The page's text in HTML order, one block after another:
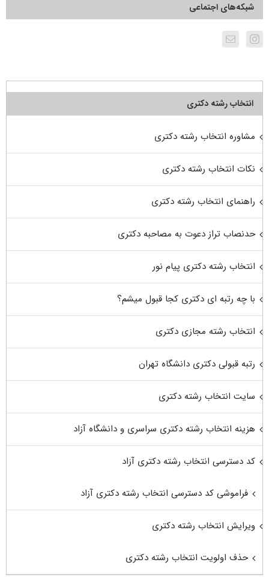
شبکه‌های اجتماعی
انتخاب رشته دکتری
مشاوره انتخاب رشته دکتری
نکات انتخاب رشته دکتری
راهنمای انتخاب رشته دکتری
حدنصاب تراز دعوت به مصاحبه دکتری
انتخاب رشته دکتری پیام نور
با چه رتبه ای دکتری کجا قبول میشم؟
انتخاب رشته مجازی دکتری
رتبه قبولی دکتری دانشگاه تهران
سایت انتخاب رشته دکتری
هزینه انتخاب رشته دکتری سراسری و دانشگاه آزاد
کد دسترسی انتخاب رشته دکتری آزاد
فراموشی کد دسترسی انتخاب رشته دکتری آزاد
ویرایش انتخاب رشته دکتری
حذف اولویت انتخاب رشته دکتری